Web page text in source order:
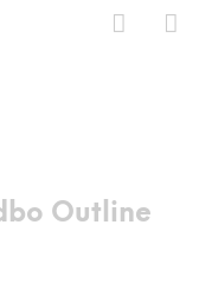
Outline